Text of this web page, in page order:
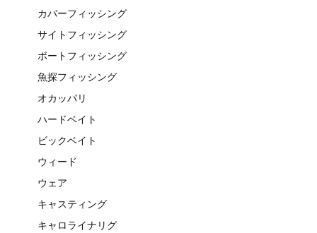
カバーフィッシング
サイトフィッシング
ボートフィッシング
魚探フィッシング
オカッパリ
ハードベイト
ビックベイト
ウィード
ウェア
キャスティング
キャロライナリグ